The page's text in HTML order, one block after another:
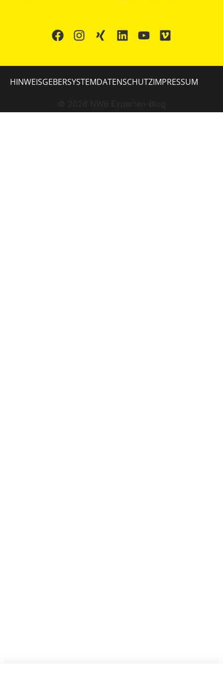
© 2026 NWB Experten-Blog
HINWEISGEBERSYSTEMDATENSCHUTZIMPRESSUM